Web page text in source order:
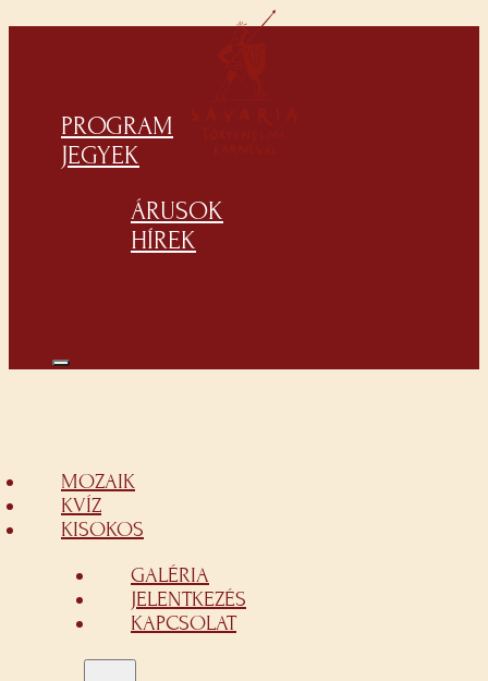
PROGRAM
JEGYEK
ÁRUSOK
HÍREK
MOZAIK
KVÍZ
KISOKOS
GALÉRIA
JELENTKEZÉS
KAPCSOLAT